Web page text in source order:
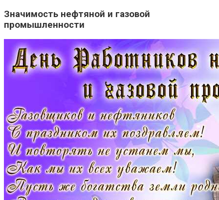
Значимость нефтяной и газовой
промышленности